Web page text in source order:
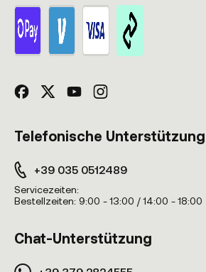
Telefonische Unterstützung
+39 035 0512489
Servicezeiten:
Bestellzeiten: 9:00 - 13:00 / 14:00 - 18:00
Chat-Unterstützung